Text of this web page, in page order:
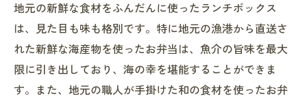
地元の新鮮な食材をふんだんに使ったランチボックス
は、見た目も味も格別です。特に地元の漁港から直送さ
れた新鮮な海産物を使ったお弁当は、魚介の旨味を最大
限に引き出しており、海の幸を堪能することができま
す。また、地元の職人が手掛けた和の食材を使ったお弁